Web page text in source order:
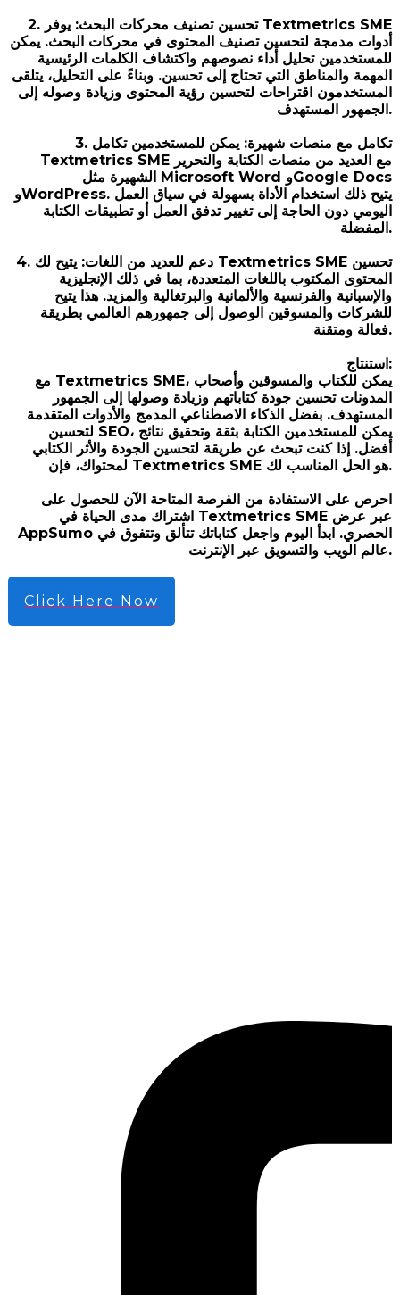
2. تحسين تصنيف محركات البحث: يوفر Textmetrics SME
أدوات مدمجة لتحسين تصنيف المحتوى في محركات البحث. يمكن
للمستخدمين تحليل أداء نصوصهم واكتشاف الكلمات الرئيسية
المهمة والمناطق التي تحتاج إلى تحسين. وبناءً على التحليل، يتلقى
المستخدمون اقتراحات لتحسين رؤية المحتوى وزيادة وصوله إلى
الجمهور المستهدف.
3. تكامل مع منصات شهيرة: يمكن للمستخدمين تكامل
Textmetrics SME مع العديد من منصات الكتابة والتحرير
الشهيرة مثل Microsoft Word وGoogle Docs
وWordPress. يتيح ذلك استخدام الأداة بسهولة في سياق العمل
اليومي دون الحاجة إلى تغيير تدفق العمل أو تطبيقات الكتابة
المفضلة.
4. دعم للعديد من اللغات: يتيح لك Textmetrics SME تحسين
المحتوى المكتوب باللغات المتعددة، بما في ذلك الإنجليزية
والإسبانية والفرنسية والألمانية والبرتغالية والمزيد. هذا يتيح
للشركات والمسوقين الوصول إلى جمهورهم العالمي بطريقة
فعالة ومتقنة.
استنتاج:
مع Textmetrics SME، يمكن للكتاب والمسوقين وأصحاب
المدونات تحسين جودة كتاباتهم وزيادة وصولها إلى الجمهور
المستهدف. بفضل الذكاء الاصطناعي المدمج والأدوات المتقدمة
لتحسين SEO، يمكن للمستخدمين الكتابة بثقة وتحقيق نتائج
أفضل. إذا كنت تبحث عن طريقة لتحسين الجودة والأثر الكتابي
لمحتواك، فإن Textmetrics SME هو الحل المناسب لك.
احرص على الاستفادة من الفرصة المتاحة الآن للحصول على
اشتراك مدى الحياة في Textmetrics SME عبر عرض
AppSumo الحصري. ابدأ اليوم واجعل كتاباتك تتألق وتتفوق في
عالم الويب والتسويق عبر الإنترنت.
Click Here Now